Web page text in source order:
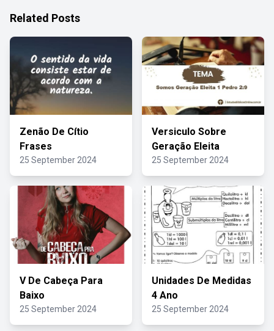
Related Posts
Zenão De Cítio
Frases
25 September 2024
Versiculo Sobre
Geração Eleita
25 September 2024
V De Cabeça Para
Baixo
25 September 2024
Unidades De Medidas
4 Ano
25 September 2024